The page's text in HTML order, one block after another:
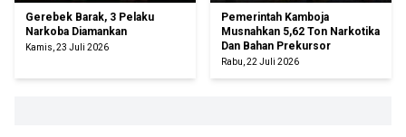
Gerebek Barak, 3 Pelaku
Narkoba Diamankan
Kamis, 23 Juli 2026
Pemerintah Kamboja
Musnahkan 5,62 Ton Narkotika
Dan Bahan Prekursor
Rabu, 22 Juli 2026